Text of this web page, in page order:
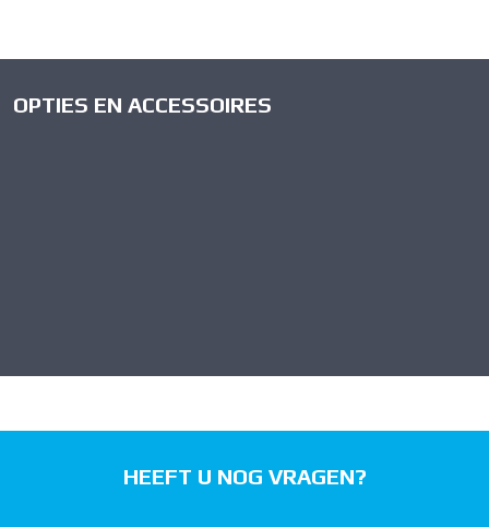
OPTIES EN ACCESSOIRES
HEEFT U NOG VRAGEN?